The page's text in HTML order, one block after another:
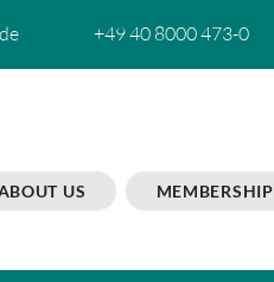
+49 40 8000 473-0
US MEMBERSHIP